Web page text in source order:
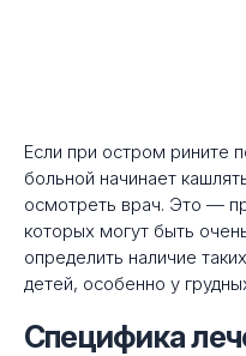
Если при остром рините
больной начинает
осмотреть врач. Это —
которых могут быть
определить наличие
детей, особенно у
Специфика